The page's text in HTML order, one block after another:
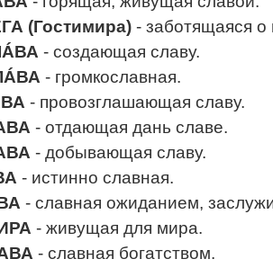
(Гостимира) - заботящаяся о
- создающая славу.
- громкославная.
- провозглашающая славу.
- отдающая дань славе.
- добывающая славу.
- истинно славная.
- славная ожиданием,
- живущая для мира.
- славная богатством.